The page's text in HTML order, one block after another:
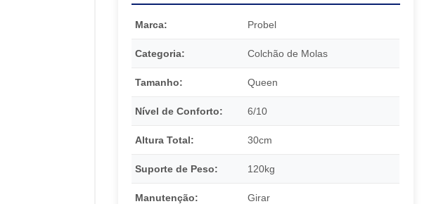
Marca: Probel
Categoria: Colchão de Molas
Tamanho: Queen
Nível de Conforto: 6/10
Altura Total: 30cm
Suporte de Peso: 120kg
Manutenção: Girar